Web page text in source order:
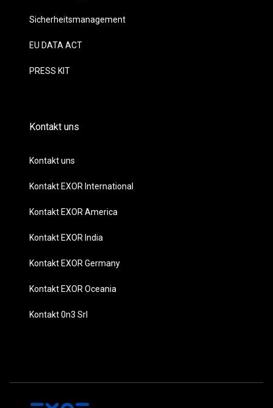
Sicherheitsmanagement
EU DATA ACT
PRESS KIT
Kontakt uns
Kontakt uns
Kontakt EXOR International
Kontakt EXOR America
Kontakt EXOR India
Kontakt EXOR Germany
Kontakt EXOR Oceania
Kontakt 0n3 Srl